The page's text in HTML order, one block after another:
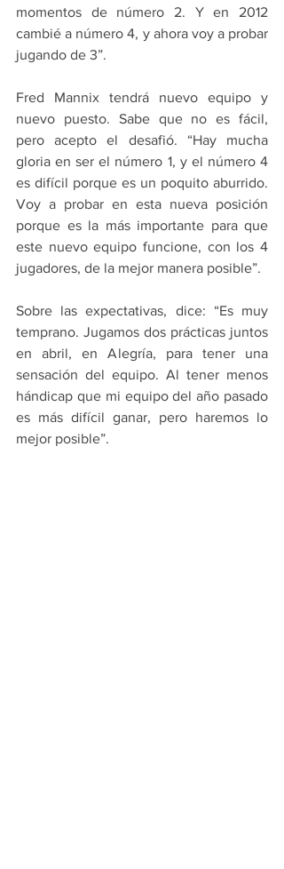
momentos de número 2. Y en 2012
cambié a número 4, y ahora voy a probar
jugando de 3”.
Fred Mannix tendrá nuevo equipo y
nuevo puesto. Sabe que no es fácil,
pero acepto el desafió. “Hay mucha
gloria en ser el número 1, y el número 4
es difícil porque es un poquito aburrido.
Voy a probar en esta nueva posición
porque es la más importante para que
este nuevo equipo funcione, con los 4
jugadores, de la mejor manera posible”.
Sobre las expectativas, dice: “Es muy
temprano. Jugamos dos prácticas juntos
en abril, en Alegría, para tener una
sensación del equipo. Al tener menos
hándicap que mi equipo del año pasado
es más difícil ganar, pero haremos lo
mejor posible”.